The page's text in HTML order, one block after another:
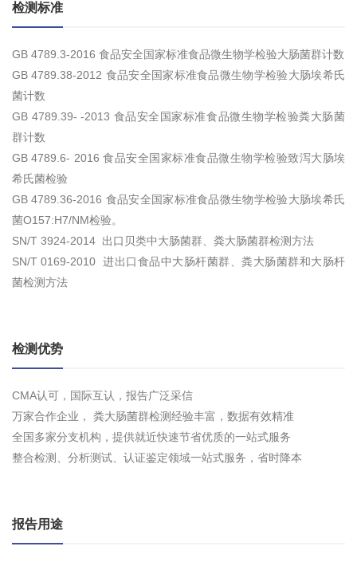
检测标准
GB 4789.3-2016 食品安全国家标准食品微生物学检验大肠菌群计数
GB 4789.38-2012 食品安全国家标准食品微生物学检验大肠埃希氏
菌计数
GB 4789.39- -2013 食品安全国家标准食品微生物学检验粪大肠菌
群计数
GB 4789.6- 2016 食品安全国家标准食品微生物学检验致泻大肠埃
希氏菌检验
GB 4789.36-2016 食品安全国家标准食品微生物学检验大肠埃希氏
菌O157:H7/NM检验。
SN/T 3924-2014 出口贝类中大肠菌群、粪大肠菌群检测方法
SN/T 0169-2010 进出口食品中大肠杆菌群、粪大肠菌群和大肠杆
菌检测方法
检测优势
CMA认可，国际互认，报告广泛采信
万家合作企业， 粪大肠菌群检测经验丰富，数据有效精准
全国多家分支机构，提供就近快速节省优质的一站式服务
整合检测、分析测试、认证鉴定领域一站式服务，省时降本
报告用途